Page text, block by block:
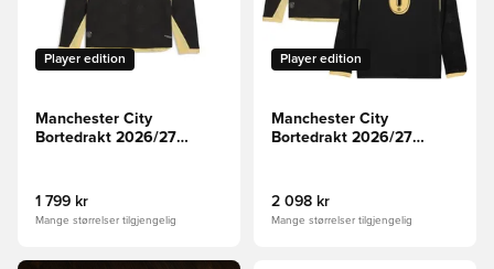
Player edition
Manchester City
Bortedrakt 2026/27
1 799 kr
Mange størrelser tilgjengelig
Player edition
Manchester City
Bortedrakt 2026/27
HAALAND 9
2 098 kr
Mange størrelser tilgjengelig